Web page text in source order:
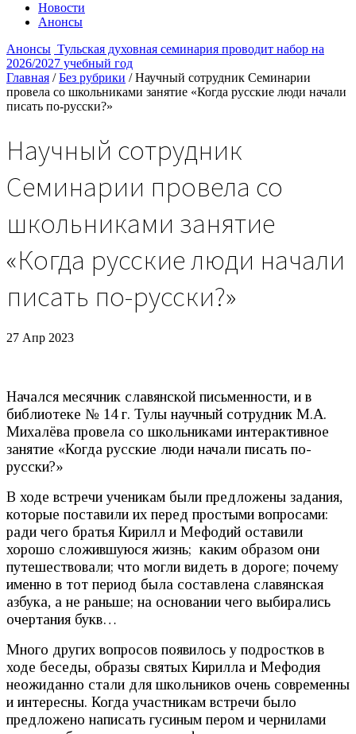
Новости
Анонсы
Анонсы Тульская духовная семинария проводит набор на
2026/2027 учебный год
Главная / Без рубрики / Научный сотрудник Семинарии
провела со школьниками занятие «Когда русские люди начали
писать по-русски?»
Научный сотрудник
Семинарии провела со
школьниками занятие
«Когда русские люди начали
писать по-русски?»
27 Апр 2023
Начался месячник славянской письменности, и в
библиотеке № 14 г. Тулы научный сотрудник М.А.
Михалёва провела со школьниками интерактивное
занятие «Когда русские люди начали писать по-
русски?»
В ходе встречи ученикам были предложены задания,
которые поставили их перед простыми вопросами:
ради чего братья Кирилл и Мефодий оставили
хорошо сложившуюся жизнь; каким образом они
путешествовали; что могли видеть в дороге; почему
именно в тот период была составлена славянская
азбука, а не раньше; на основании чего выбирались
очертания букв…
Много других вопросов появилось у подростков в
ходе беседы, образы святых Кирилла и Мефодия
неожиданно стали для школьников очень современны
и интересны. Когда участникам встречи было
предложено написать гусиным пером и чернилами